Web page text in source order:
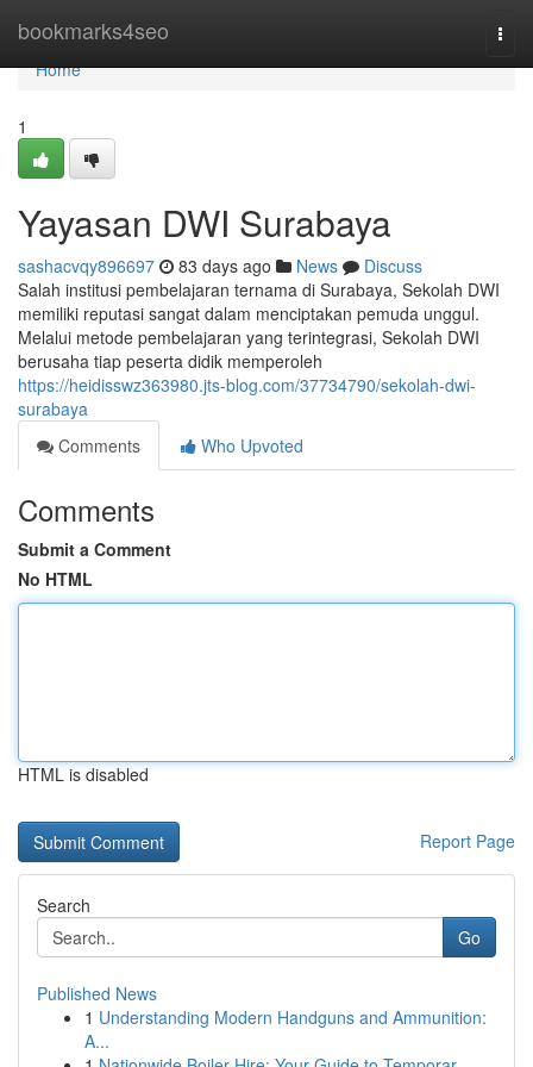
bookmarks4seo
Home
Home
1
Yayasan DWI Surabaya
sashacvqy896697 83 days ago News
Discuss
Salah institusi pembelajaran ternama di Surabaya, Sekolah DWI
memiliki reputasi sangat dalam menciptakan pemuda unggul.
Melalui metode pembelajaran yang terintegrasi, Sekolah DWI
berusaha tiap peserta didik memperoleh
https://heidisswz363980.jts-blog.com/37734790/sekolah-dwi-
surabaya
Comments
Who Upvoted
Comments
Submit a Comment
No HTML
HTML is disabled
Report Page
Search
Go
Published News
1 Understanding Modern Handguns and Ammunition:
A...